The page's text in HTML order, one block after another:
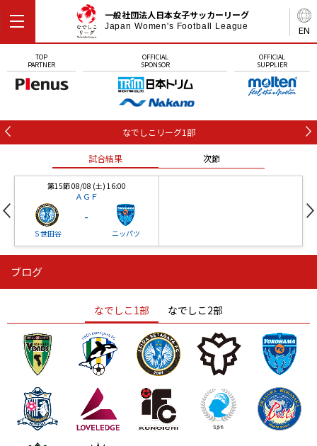
EN
一般社団法人日本女子サッカーリーグ
Japan Women's Football League
TOP
PARTNER
OFFICIAL
SPONSOR
OFFICIAL
SUPPLIER
なでしこリーグ1部
試合結果 次節
第15節 08/08 (土) 16:00
ＡＧＦ
Ｓ世田谷
-
ニッパツ
ニッパツ
ニッパツ 名古屋
石人の星
静岡 愛媛Ｌ
ブログ
なでしこ1部 なでしこ2部